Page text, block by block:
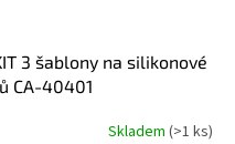
3 šablony na silikonové
CA-40401
Skladem (>1 ks)